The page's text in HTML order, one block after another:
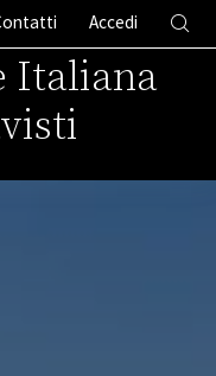
Accedi
Italiana